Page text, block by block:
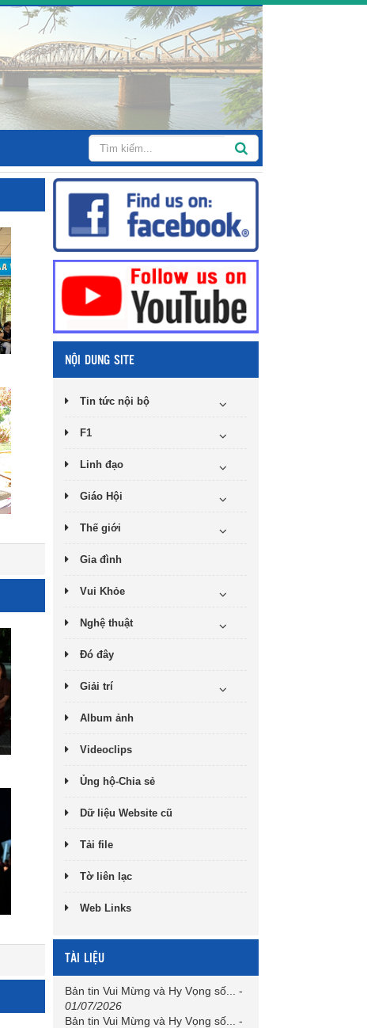
NỘI DUNG SITE
Tin tức nội bộ
F1
Linh đạo
Giáo Hội
Thế giới
Gia đình
Vui Khỏe
Nghệ thuật
Đó đây
Giải trí
Album ảnh
Videoclips
Ủng hộ-Chia sẻ
Dữ liệu Website cũ
Tải file
Tờ liên lạc
Web Links
TÀI LIỆU
Bản tin Vui Mừng và Hy Vọng số...
-
01/07/2026
Bản tin Vui Mừng và Hy Vọng số...
-